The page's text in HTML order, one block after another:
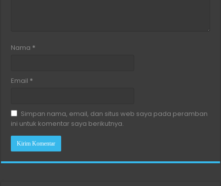
Nama *
Email *
Simpan nama, email, dan situs web saya pada peramban
ini untuk komentar saya berikutnya.